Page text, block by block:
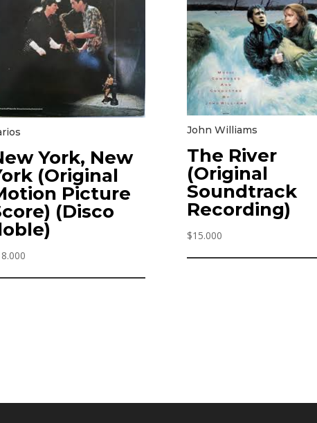
York, New
(Original
Picture
(Disco
John Williams
The River
(Original
Soundtrack
Recording)
$15.000